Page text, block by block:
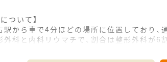
クオプションの権利(決められた価格で株
界では珍しく自分の好きな物件を選ぶ事が
ついて】
から車で4分ほどの場所に位置しており、
科と内科リウマチで、割合は整形外科が6割